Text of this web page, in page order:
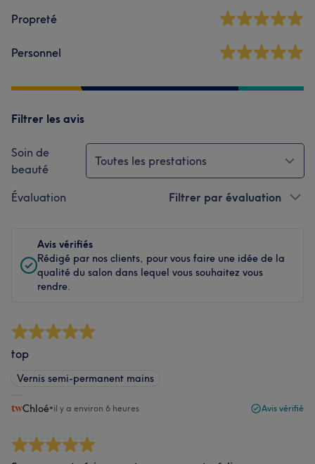
Propreté
Personnel
Filtrer les avis
Soin de
beauté
Toutes les prestations
Évaluation Filtrer par évaluation
Avis vérifiés
Rédigé par nos clients, pour vous faire une idée de la
qualité du salon dans lequel vous souhaitez vous
rendre.
top
Vernis semi-permanent mains
Chloé•il y a environ 6 heures Avis vérifié